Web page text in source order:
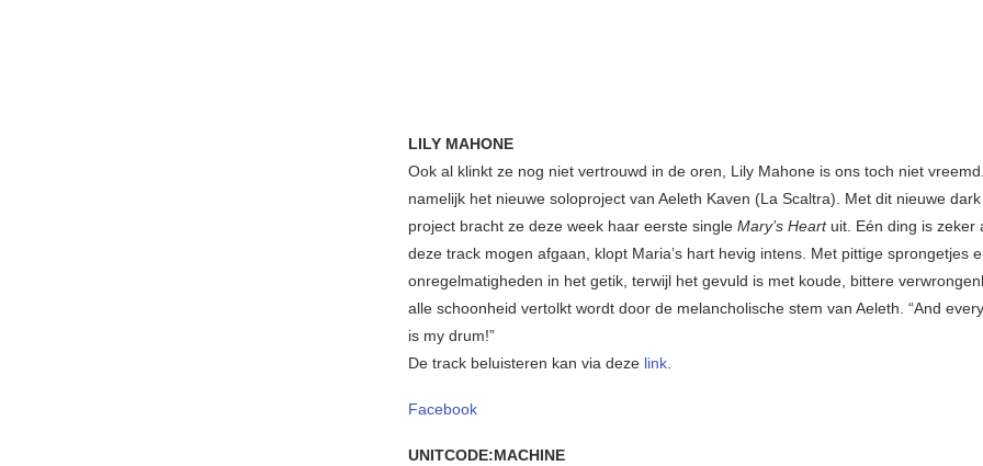
LILY MAHONE
Ook al klinkt ze nog niet vertrouwd in de oren, Lily Mahone is ons toch niet
namelijk het nieuwe soloproject van Aeleth Kaven (La Scaltra). Met dit nieuwe
project bracht ze deze week haar eerste single Mary’s Heart uit. Eén ding is zeker
deze track mogen afgaan, klopt Maria’s hart hevig intens. Met pittige sprongetjes
onregelmatigheden in het getik, terwijl het gevuld is met koude, bittere
alle schoonheid vertolkt wordt door de melancholische stem van Aeleth. “And
is my drum!”
De track beluisteren kan via deze link
Facebook
UNITCODE:MACHINE